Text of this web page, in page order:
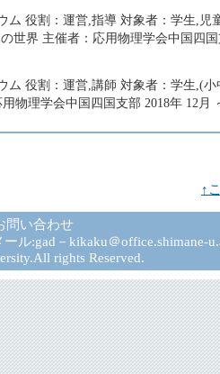
ム 役割：運営,指導 対象者：学生,児
世界 主催者：応用物理学会中国四国
ム 役割：運営,講師 対象者：学生,(小
物理学会中国四国支部 2018年 12月
↑
問い合わせ
ル:gad－kikaku＠office.shimane-
rights Reserved.